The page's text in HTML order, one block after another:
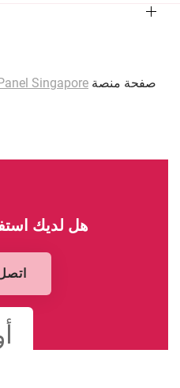
صفحة منصة TGM Research: Singapore
هل لديك